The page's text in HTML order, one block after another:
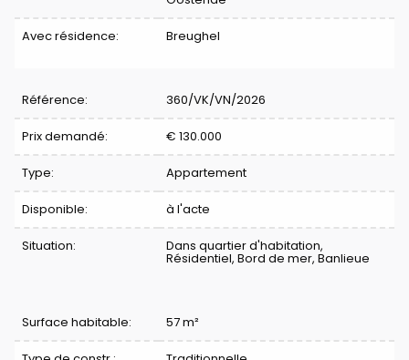
Avec résidence: Breughel
Référence: 360/VK/VN/2026
Prix demandé: € 130.000
Type: Appartement
Disponible: à l'acte
Situation: Dans quartier d'habitation,
Résidentiel, Bord de mer, Banlieue
Surface habitable: 57 m²